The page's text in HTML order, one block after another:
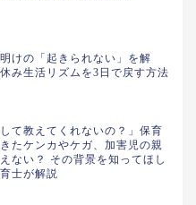
けの「起きられない」を解
み生活リズムを3日で戻す方法
して教えてくれないの？」保育
たケンカやケガ、加害児の親
ない？ その背景を知ってほし
士が解説